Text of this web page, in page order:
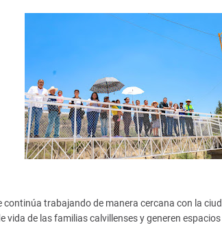
continúa trabajando de manera cercana con la
vida de las familias calvillenses y generen